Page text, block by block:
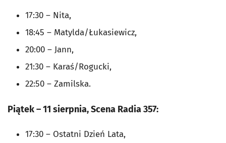
17:30 – Nita,
18:45 – Matylda/Łukasiewicz,
20:00 – Jann,
21:30 – Karaś/Rogucki,
22:50 – Zamilska.
Piątek – 11 sierpnia, Scena Radia 357:
17:30 – Ostatni Dzień Lata,